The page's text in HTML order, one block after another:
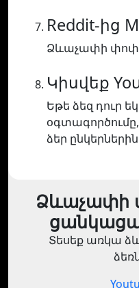
Reddit-ից
Ձևաչափի
Կիսվեք
Եթե ձեզ դուր
ձեր
Ձևաչափի
Տեսեք առկա